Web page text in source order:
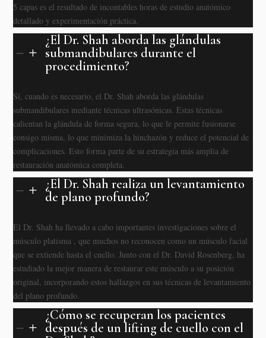
5 capas es el resultado de incontables horas de estudio anatómico
detallado y experimentación práctica.
K L
¿El Dr. Shah aborda las glándulas
submandibulares durante el
procedimiento?
Sí, cuando es necesario, el Dr. Shah aborda las glándulas
submandibulares mediante técnicas ultrasónicas. Estas técnicas
calientan la glándula de forma segura, lo que le permite fusionarse
consigo misma, lo que minimiza la hinchazón y reduce el potencial de
complicaciones. Esto forma parte de su estrategia más amplia de
restauración anatómica completa.
K L
¿El Dr. Shah realiza un levantamiento
de plano profundo?
El Dr. Shah ha llevado a cabo importantes investigaciones sobre el
músculo platisma , que muchos no reconocen como un músculo facial
que se extiende hasta el cuello. Junto con el Dr. David Rosenberg, ha
estudiado la mejor manera de restaurar este músculo a su posición
original, incorporando estos hallazgos en sus técnicas de levantamiento
del plano profundo.
K L
¿Cómo se recuperan los pacientes
después de un lifting de cuello con el